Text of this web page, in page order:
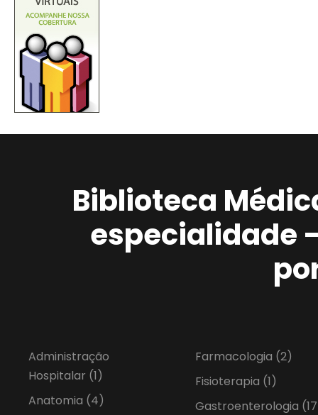
Biblioteca
especialidade
Administração
Hospitalar (1)
Anatomia (4)
Farmacologia (2)
Fisioterapia (1)
Gastroenterologia